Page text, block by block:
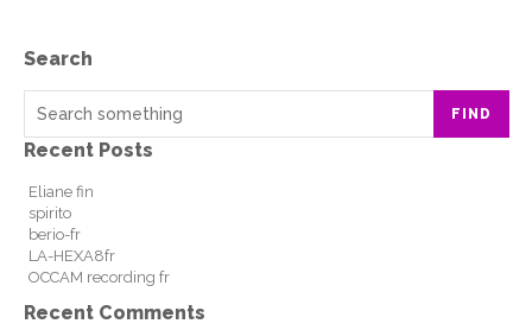
Search
FIND
Recent Posts
Eliane fin
spirito
berio-fr
LA-HEXA8fr
OCCAM recording fr
Recent Comments